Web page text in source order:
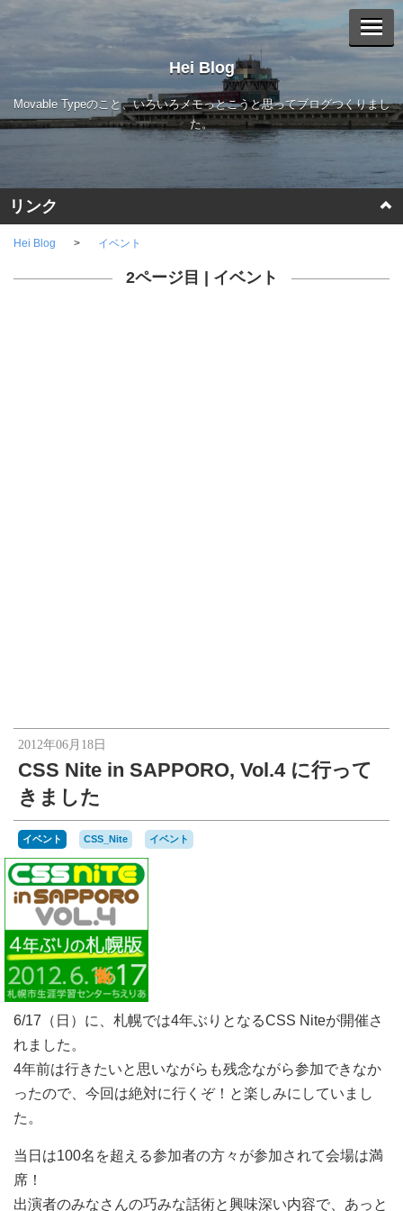
Hei Blog
Movable Typeのこと、いろいろメモっとこうと思ってブログつくりまし
た。
リンク
Movable Type
a-blog cms
Hei Blog イベント
2ページ目 | イベント
2012年06月18日
CSS Nite in SAPPORO, Vol.4 に行って
きました
イベント CSS_Nite イベント
6/17（日）に、札幌では4年ぶりとなるCSS Niteが開催さ
れました。
4年前は行きたいと思いながらも残念ながら参加できなか
ったので、今回は絶対に行くぞ！と楽しみにしていまし
た。
当日は100名を超える参加者の方々が参加されて会場は満
席！
出演者のみなさんの巧みな話術と興味深い内容で、あっと